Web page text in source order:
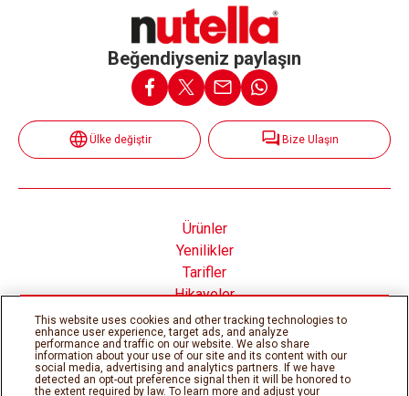
Beğendiyseniz paylaşın
Ülke değiştir Bize Ulaşın
Ürünler
Yenilikler
Tarifler
Hikayeler
Nutella® nın İçinde
This website uses cookies and other tracking technologies to
enhance user experience, target ads, and analyze
performance and traffic on our website. We also share
information about your use of our site and its content with our
social media, advertising and analytics partners. If we have
detected an opt-out preference signal then it will be honored to
the extent required by law. To learn more and adjust your